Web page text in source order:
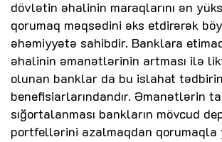
dövlətin əhalinin maraqlarını ən
qorumaq məqsədini əks etdirərək
əhəmiyyətə sahibdir. Banklara
əhalinin əmanətlərinin artması ilə
olunan banklar da bu islahat
benefisiarlarındandır. Əmanətlərin
sığortalanması bankların mövcud
portfellərini azalmaqdan qorumaqla